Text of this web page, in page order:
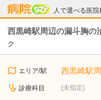
人で選べる医
病院なび
西黒崎駅周辺の漏斗胸の
ク
エリア/駅 西黒崎駅
診療科目 (未指定)